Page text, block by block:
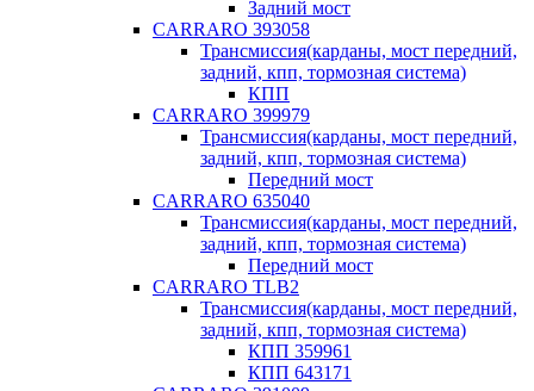
Задний мост
CARRARO 393058
Трансмиссия(карданы, мост передний,
задний, кпп, тормозная система)
КПП
CARRARO 399979
Трансмиссия(карданы, мост передний,
задний, кпп, тормозная система)
Передний мост
CARRARO 635040
Трансмиссия(карданы, мост передний,
задний, кпп, тормозная система)
Передний мост
CARRARO TLB2
Трансмиссия(карданы, мост передний,
задний, кпп, тормозная система)
КПП 359961
КПП 643171